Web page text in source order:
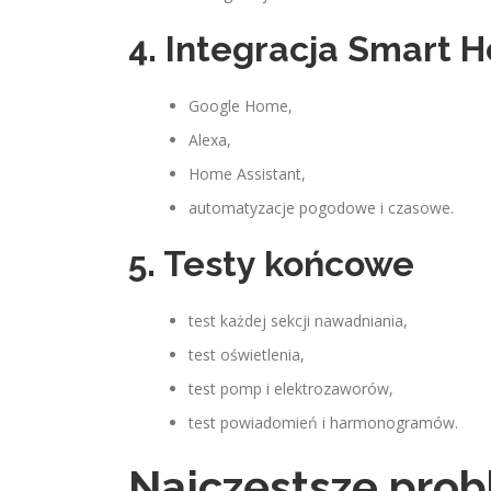
4. Integracja Smart
Google Home,
Alexa,
Home Assistant,
automatyzacje pogodowe i czasowe.
5. Testy końcowe
test każdej sekcji nawadniania,
test oświetlenia,
test pomp i elektrozaworów,
test powiadomień i harmonogramów.